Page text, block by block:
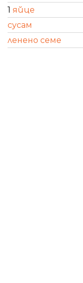
1 яйце
сусам
ленено семе